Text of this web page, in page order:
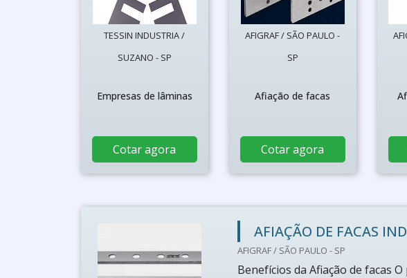
TESSIN INDUSTRIA /
SUZANO - SP
Empresas de lâminas
Cotar agora
AFIGRAF / SÃO PAULO -
SP
Afiação de facas
Cotar agora
AFIAÇÃO DE FACAS
AFIGRAF / SÃO PAULO - SP
Benefícios da Afiação de facas